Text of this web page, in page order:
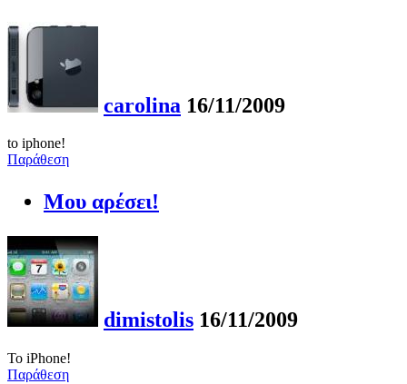
carolina 16/11/2009
to iphone!
Παράθεση
Μου αρέσει!
dimistolis 16/11/2009
To iPhone!
Παράθεση